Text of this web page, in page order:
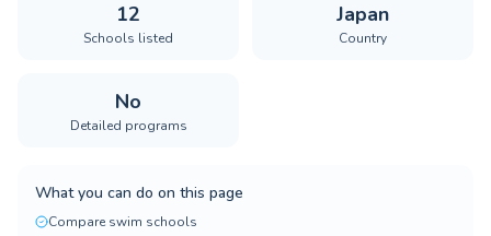
12
Schools listed
Japan
Country
No
Detailed programs
What you can do on this page
Compare swim schools